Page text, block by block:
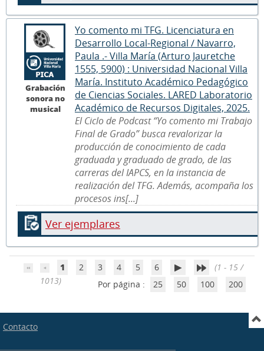
Grabación
sonora no
musical
Yo comento mi TFG. Licenciatura en
Desarrollo Local-Regional / Navarro,
Paula .- Villa María (Arturo Jauretche
1555, 5900) : Universidad Nacional Villa
María. Instituto Académico Pedagógico
de Ciencias Sociales. LARED Laboratorio
Académico de Recursos Digitales, 2025.
El Ciclo de Podcast “Yo comento mi Trabajo
Final de Grado” busca revalorizar la
producción de conocimiento de cada
graduada y graduado de grado, de las
carreras del IAPCS, en la instancia de
realización del TFG. Además, acompaña los
procesos ins[...]
Ver ejemplares
1 2 3 4 5 6
(1 - 15 /
1013)
Por página : 25 50 100 200
Contacto